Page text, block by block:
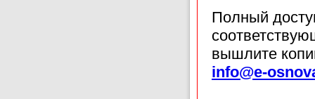
Полный
вышлите
info@e-